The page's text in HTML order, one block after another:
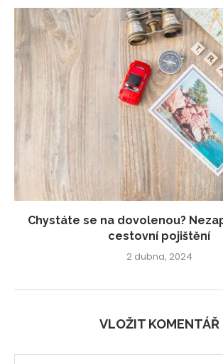
Chystáte se na dovolenou?
cestovní pojištění
2 dubna, 2024
VLOŽIT KOMENTÁŘ